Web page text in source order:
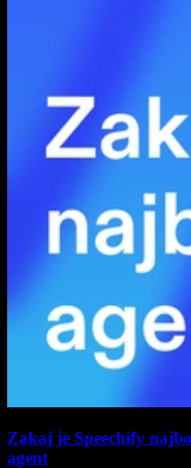
Zakaj je Speechify
agent